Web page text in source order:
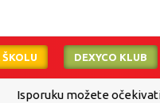
ŠKOLU DEXYCO KLUB
očekivati u roku od 2 do